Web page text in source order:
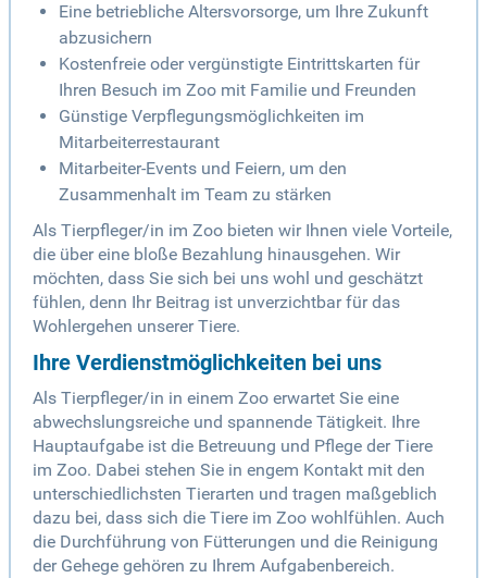
Eine betriebliche Altersvorsorge, um Ihre Zukunft
abzusichern
Kostenfreie oder vergünstigte Eintrittskarten für
Ihren Besuch im Zoo mit Familie und Freunden
Günstige Verpflegungsmöglichkeiten im
Mitarbeiterrestaurant
Mitarbeiter-Events und Feiern, um den
Zusammenhalt im Team zu stärken
Als Tierpfleger/in im Zoo bieten wir Ihnen viele Vorteile,
die über eine bloße Bezahlung hinausgehen. Wir
möchten, dass Sie sich bei uns wohl und geschätzt
fühlen, denn Ihr Beitrag ist unverzichtbar für das
Wohlergehen unserer Tiere.
Ihre Verdienstmöglichkeiten bei uns
Als Tierpfleger/in in einem Zoo erwartet Sie eine
abwechslungsreiche und spannende Tätigkeit. Ihre
Hauptaufgabe ist die Betreuung und Pflege der Tiere
im Zoo. Dabei stehen Sie in engem Kontakt mit den
unterschiedlichsten Tierarten und tragen maßgeblich
dazu bei, dass sich die Tiere im Zoo wohlfühlen. Auch
die Durchführung von Fütterungen und die Reinigung
der Gehege gehören zu Ihrem Aufgabenbereich.